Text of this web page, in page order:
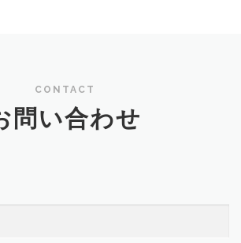
CONTACT
問い合わせ